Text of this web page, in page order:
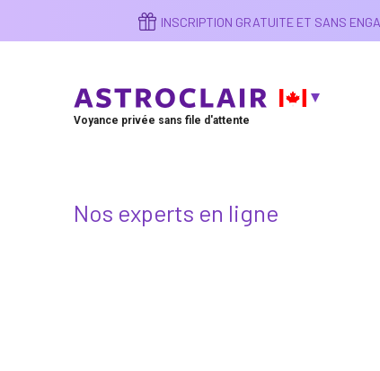
contenu
INSCRIPTION GRATUITE ET SANS
Voyance privée sans file d'attente
Nos experts en ligne